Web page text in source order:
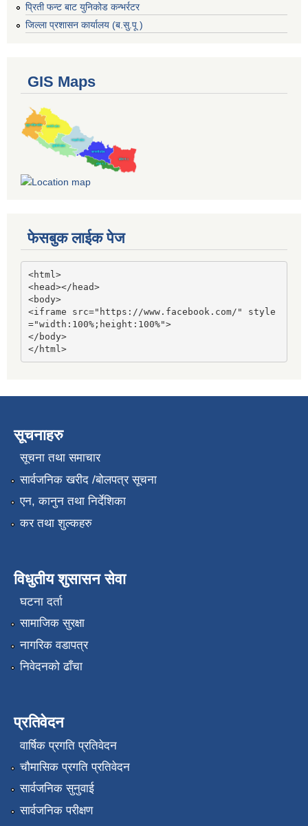
प्रिती फन्ट बाट युनिकोड कन्भर्रटर
जिल्ला प्रशासन कार्यालय (ब.सु.पू )
GIS Maps
फेसबुक लाईक पेज
<html>
<head></head>
<body>
<iframe src="https://www.facebook.com/" style
="width:100%;height:100%">
</body>
</html>
सूचनाहरु
सूचना तथा समाचार
सार्वजनिक खरीद /बोलपत्र सूचना
एन, कानुन तथा निर्देशिका
कर तथा शुल्कहरु
विधुतीय शुसासन सेवा
घटना दर्ता
सामाजिक सुरक्षा
नागरिक वडापत्र
निवेदनको ढाँचा
प्रतिवेदन
वार्षिक प्रगति प्रतिवेदन
चौमासिक प्रगति प्रतिवेदन
सार्वजनिक सुनुवाई
सार्वजनिक परीक्षण